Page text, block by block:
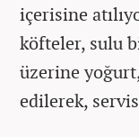
içerisine
köfteler, sulu
üzerine
edilerek,